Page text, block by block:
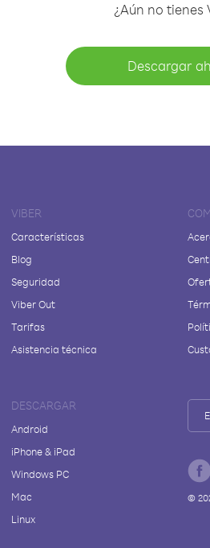
¿Aún no tienes
Descargar
VIBER
Características
Blog
Seguridad
Viber Out
Tarifas
Asistencia técnica
DESCARGAR
Android
iPhone & iPad
Windows PC
Mac
Linux
©